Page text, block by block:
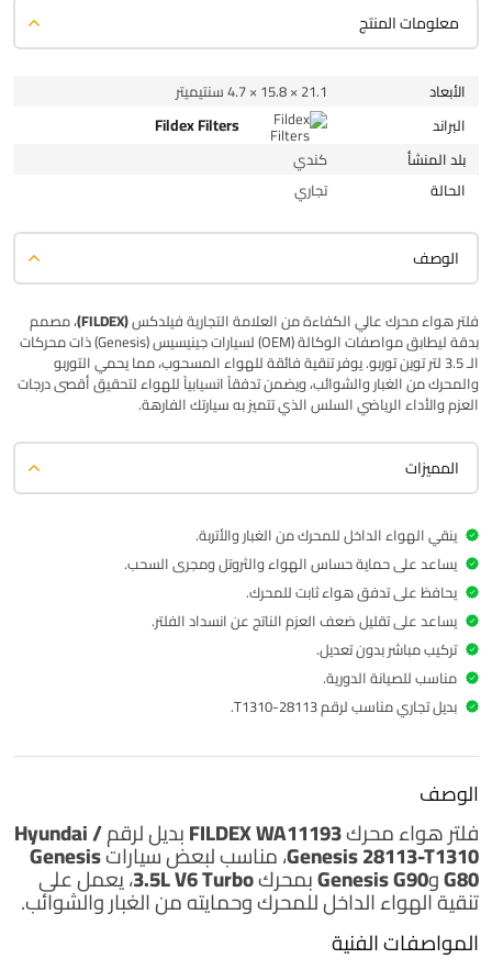
معلومات المنتج
الأبعاد
21.1 × 15.8 × 4.7 سنتيميتر
البراند
Fildex Filters
بلد المنشأ
كندي
الحالة
تجاري
الوصف
فلتر هواء محرك عالي الكفاءة من العلامة التجاريةفيلدكس (FILDEX) ، مصمم
بدقة ليطابق مواصفات الوكالة (OEM) لسيارات جينيسيس (Genesis) ذات محركات
الـ 3.5 لتر توين توربو. يوفر تنقية فائقة للهواء المسحوب، مما يحمي التوربو
والمحرك من الغبار والشوائب، ويضمن تدفقاً انسيابياً للهواء لتحقيق أقصى درجات
العزم والأداء الرياضي السلس الذي تتميز به سيارتك الفارهة.
المميزات
ينقي الهواء الداخل للمحرك من الغبار والأتربة.
يساعد على حماية حساس الهواء والثروتل ومجرى السحب.
يحافظ على تدفق هواء ثابت للمحرك.
يساعد على تقليل ضعف العزم الناتج عن انسداد الفلتر.
تركيب مباشر بدون تعديل.
مناسب للصيانة الدورية.
بديل تجاري مناسب لرقم 28113-T1310.
الوصف
فلتر هواء محركFILDEX WA11193بديل لرقمHyundai /
Genesis 28113-T1310، مناسب لبعض سياراتGenesis
G80 وGenesis G90 بمحرك3.5L V6 Turbo، يعمل على
تنقية الهواء الداخل للمحرك وحمايته من الغبار والشوائب.
المواصفات الفنية